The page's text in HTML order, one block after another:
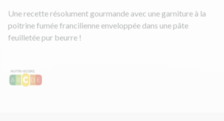
Une recette résolument gourmande avec une garniture à la
poitrine fumée francilienne enveloppée dans une pâte
feuilletée pur beurre !